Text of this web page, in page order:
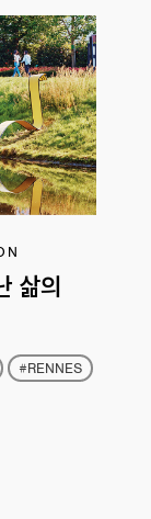
삶의
#RENNES